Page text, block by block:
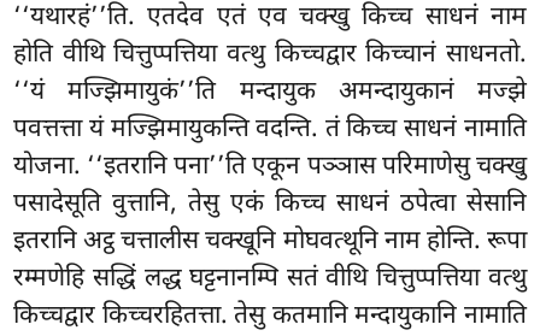
‘‘यथारहं’’ति. एतदेव एतं एव चक्खु किच्च साधनं नाम
होति वीथि चित्तुप्पत्तिया वत्थु किच्चद्वार किच्चानं साधनतो.
‘‘यं मज्झिमायुकं’’ति मन्दायुक अमन्दायुकानं मज्झे
पवत्तत्ता यं मज्झिमायुकन्ति वदन्ति. तं किच्च साधनं नामाति
योजना. ‘‘इतरानि पना’’ति एकून पञ्ञास परिमाणेसु चक्खु
पसादेसूति वुत्तानि, तेसु एकं किच्च साधनं ठपेत्वा सेसानि
इतरानि अट्ठ चत्तालीस चक्खूनि मोघवत्थूनि नाम होन्ति. रूपा
रम्मणेहि सद्धिं लद्ध घट्टनानम्पि सतं वीथि चित्तुप्पत्तिया वत्थु
किच्चद्वार किच्चरहितत्ता. तेसु कतमानि मन्दायुकानि नामाति